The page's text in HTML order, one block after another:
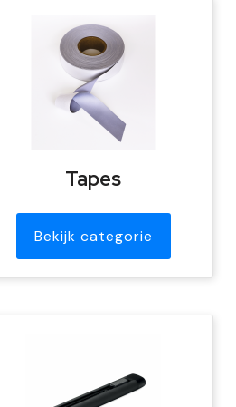
Tapes
Bekijk categorie